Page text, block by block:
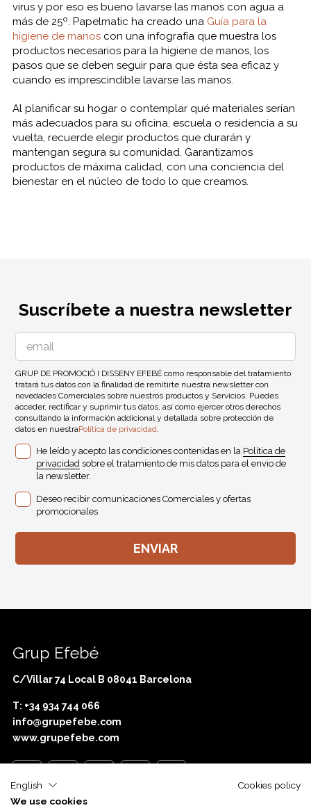
virus y por eso es bueno lavarse las manos con agua a
más de 25º. Papelmatic ha creado una Guía para la
higiene de manoscon una infografía que muestra los
productos necesarios para la higiene de manos, los
pasos que se deben seguir para que ésta sea eficaz y
cuando es imprescindible lavarse las manos.
Al planificar su hogar o contemplar qué materiales serían
más adecuados para su oficina, escuela o residencia a su
vuelta, recuerde elegir productos que durarán y
mantengan segura su comunidad. Garantizamos
productos de máxima calidad, con una conciencia del
bienestar en el núcleo de todo lo que creamos.
Suscríbete a nuestra newsletter
GRUP DE PROMOCIÓ I DISSENY EFEBÉ como responsable del tratamiento
tratará tus datos con la finalidad de remitirte nuestra newsletter con
novedades Comerciales sobre nuestros productos y Servicios. Puedes
acceder, rectificar y suprimir tus datos, así como ejercer otros derechos
consultando la información addicional y detallada sobre protección de
datos en nuestraPolítica de privacidad.
He leído y acepto las condiciones contenidas en la Política de
privacidad sobre el tratamiento de mis datos para el envio de
la newsletter.
Deseo recibir comunicaciones Comerciales y ofertas
promocionales
Grup Efebé
C/Villar 74 Local B 08041 Barcelona
T: +34 934 744 066
info@grupefebe.com
www.grupefebe.com
English
Cookies policy
We use cookies